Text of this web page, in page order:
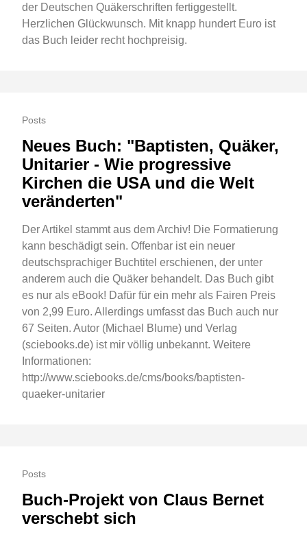
der Deutschen Quäkerschriften fertiggestellt.
Herzlichen Glückwunsch. Mit knapp hundert Euro ist
das Buch leider recht hochpreisig.
Posts
Neues Buch: "Baptisten, Quäker,
Unitarier - Wie progressive
Kirchen die USA und die Welt
veränderten"
Der Artikel stammt aus dem Archiv! Die Formatierung
kann beschädigt sein. Offenbar ist ein neuer
deutschsprachiger Buchtitel erschienen, der unter
anderem auch die Quäker behandelt. Das Buch gibt
es nur als eBook! Dafür für ein mehr als Fairen Preis
von 2,99 Euro. Allerdings umfasst das Buch auch nur
67 Seiten. Autor (Michael Blume) und Verlag
(sciebooks.de) ist mir völlig unbekannt. Weitere
Informationen:
http://www.sciebooks.de/cms/books/baptisten-
quaeker-unitarier
Posts
Buch-Projekt von Claus Bernet
verschebt sich